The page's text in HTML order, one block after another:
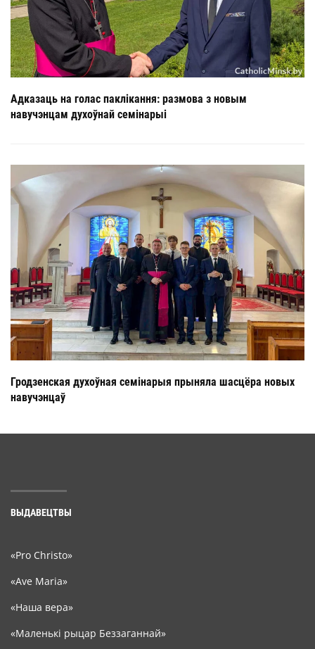
Адказаць на голас паклікання: размова з новым
навучэнцам духоўнай семінарыі
Гродзенская духоўная семінарыя прыняла шасцёра новых
навучэнцаў
ВЫДАВЕЦТВЫ
«Pro Christo»
«Ave Maria»
«Наша вера»
«Маленькі рыцар Беззаганнай»